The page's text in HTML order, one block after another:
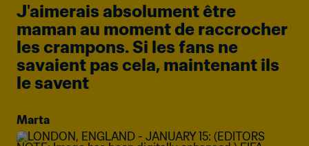
J'aimerais absolument être
maman au moment de raccrocher
les crampons. Si les fans ne
savaient pas cela, maintenant ils
le savent
Marta